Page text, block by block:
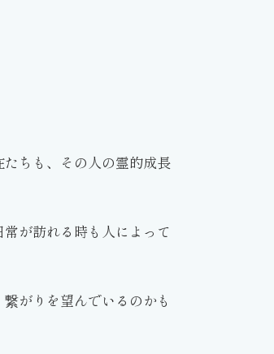
ちも、その人の霊的成長
が訪れる時も人によって
がりを望んでいるのかも